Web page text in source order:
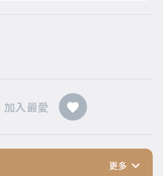
加入最愛